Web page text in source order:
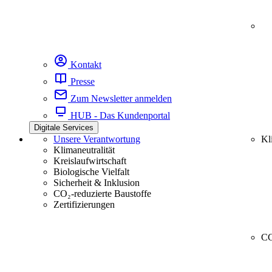
Kontakt
Presse
Zum Newsletter anmelden
HUB - Das Kundenportal
Digitale Services
Unsere Verantwortung
Klimaneutralität
Kreislaufwirtschaft
Biologische Vielfalt
Sicherheit & Inklusion
CO₂-reduzierte Baustoffe
Zertifizierungen